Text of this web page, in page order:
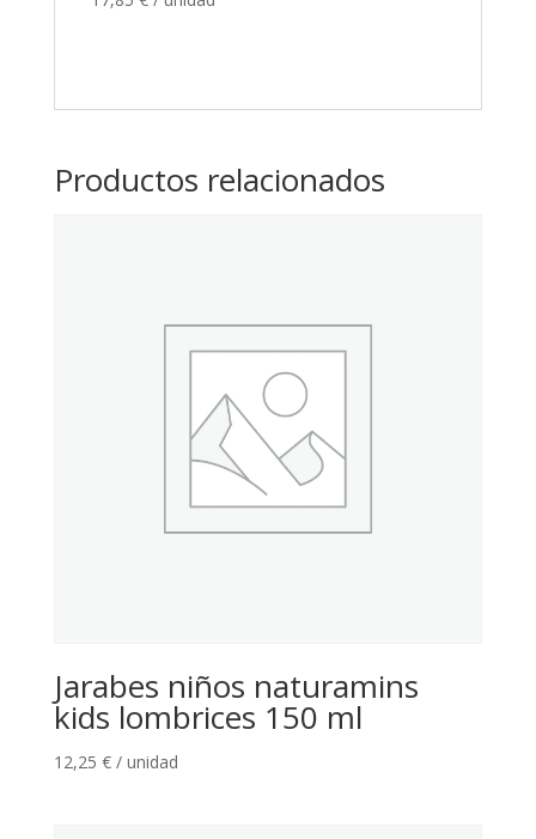
Productos relacionados
Jarabes niños naturamins
kids lombrices 150 ml
12,25 € / unidad